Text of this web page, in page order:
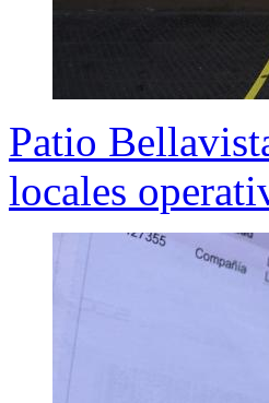
Patio
locales